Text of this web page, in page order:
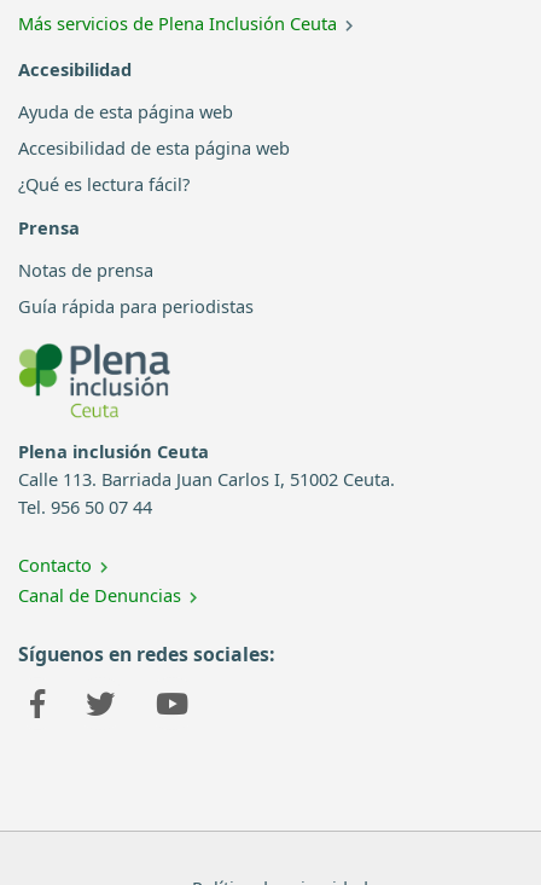
Más servicios de Plena Inclusión Ceuta
Accesibilidad
Ayuda de esta página web
Accesibilidad de esta página web
¿Qué es lectura fácil?
Prensa
Notas de prensa
Guía rápida para periodistas
Plena inclusión Ceuta
Calle 113. Barriada Juan Carlos I, 51002 Ceuta.
Tel. 956 50 07 44
Contacto
Canal de Denuncias
Síguenos en redes sociales: